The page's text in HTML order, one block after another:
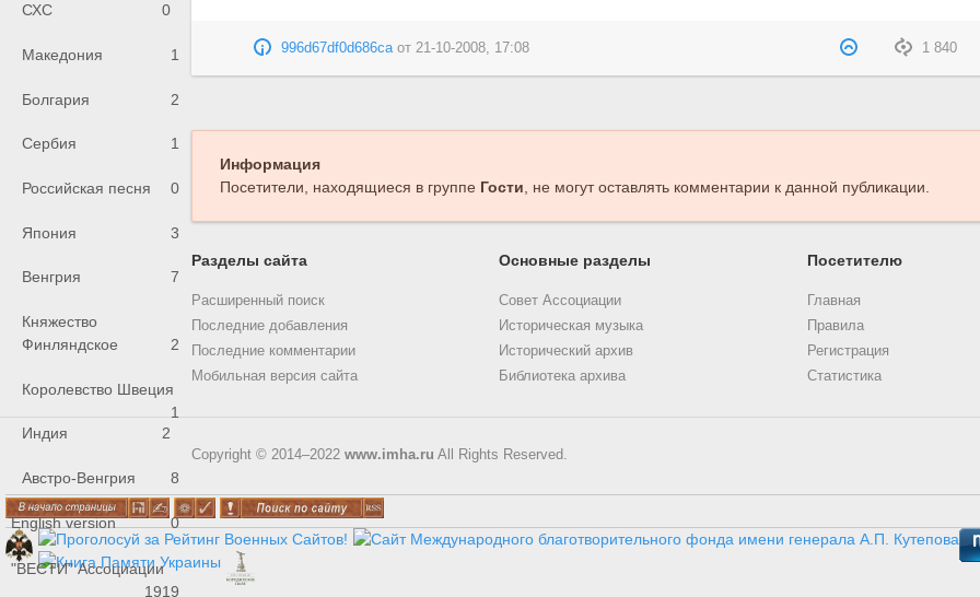
СХС
0
Македония 1
Болгария 2
Сербия 1
Российская песня 0
Япония 3
Венгрия 7
Княжество
Финляндское
2
Королевство Швеция
1
Индия
2
Австро-Венгрия 8
English version 0
"ВЕСТИ" Ассоциации
1919
1 840
996d67df0d686caот21-10-2008, 17:08
Информация
Посетители, находящиеся в группе Гости, не могут оставлять комментарии к данной публикации.
Разделы сайта
Расширенный поиск
Последние добавления
Последние комментарии
Мобильная версия сайта
Основные разделы
Совет Ассоциации
Историческая музыка
Исторический архив
Библиотека архива
Посетителю
Главная
Правила
Регистрация
Статистика
Copyright © 2014–2022 www.imha.ru All Rights Reserved.